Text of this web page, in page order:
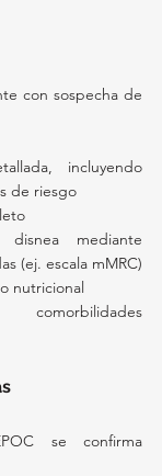
con sospecha de
incluyendo
de riesgo
mediante
(ej. escala mMRC)
nutricional
se confirma